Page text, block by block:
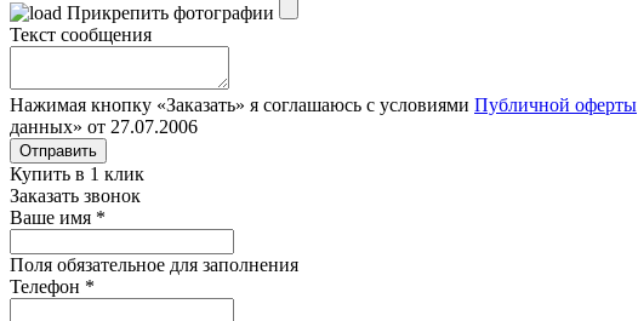
Прикрепить фотографии
Текст сообщения
Нажимая кнопку «Заказать» я соглашаюсь с условиями Публичной оферты
данных» от 27.07.2006
Отправить
Купить в 1 клик
Заказать звонок
Ваше имя *
Поля обязательное для заполнения
Телефон *